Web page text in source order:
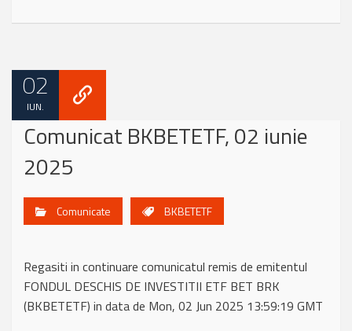
02
IUN.
Comunicat BKBETETF, 02 iunie
2025
Comunicate BKBETETF
Regasiti in continuare comunicatul remis de emitentul
FONDUL DESCHIS DE INVESTITII ETF BET BRK
(BKBETETF) in data de Mon, 02 Jun 2025 13:59:19 GMT